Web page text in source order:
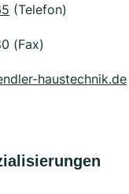
(Telefon)
(Fax)
haustechnik.de